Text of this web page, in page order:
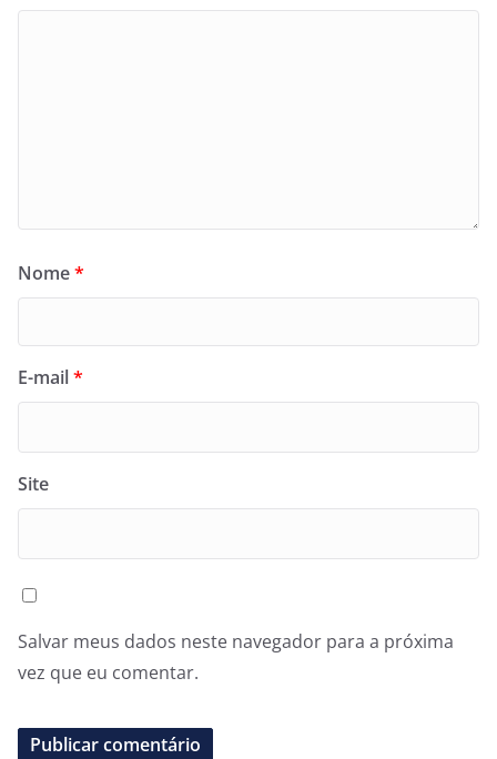
Nome*
E-mail*
Site
Salvar meus dados neste navegador para a próxima
vez que eu comentar.